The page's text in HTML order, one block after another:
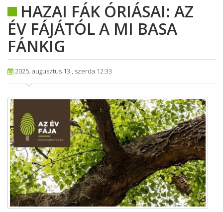
HAZAI FÁK ÓRIÁSAI: AZ
ÉV FÁJÁTÓL A MI BASA
FÁNKIG
2025. augusztus 13., szerda 12:33